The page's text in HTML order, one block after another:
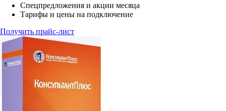
Спецпредложения и акции месяца
Тарифы и цены на подключение
Получить прайс-лист